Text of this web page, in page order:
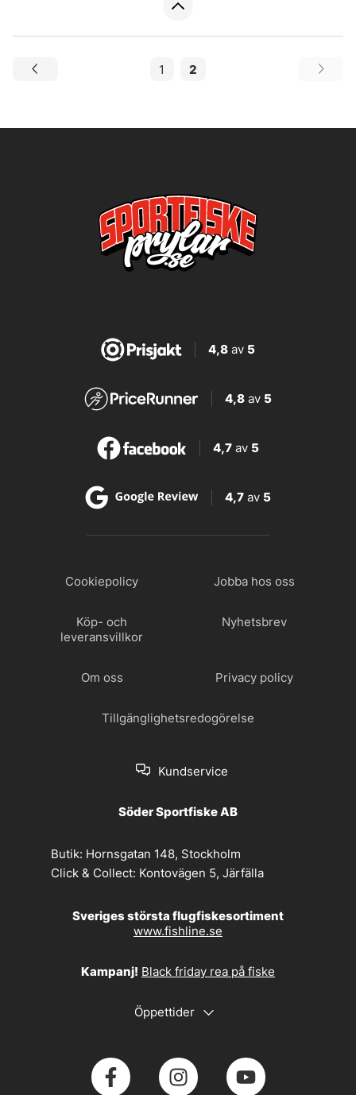
1 2
4,8av 5
4,8 av 5
4,7 av 5
4,7 av 5
Cookiepolicy Jobba hos oss
Köp- och
leveransvillkor
Nyhetsbrev
Om oss Privacy policy
Tillgänglighetsredogörelse
Kundservice
Söder Sportfiske AB
Butik: Hornsgatan 148, Stockholm
Click & Collect: Kontovägen 5, Järfälla
Sveriges största flugfiskesortiment
www.fishline.se
Kampanj! Black friday rea på fiske
Öppettider